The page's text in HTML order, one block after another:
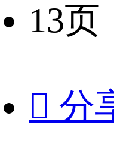
13页
 分